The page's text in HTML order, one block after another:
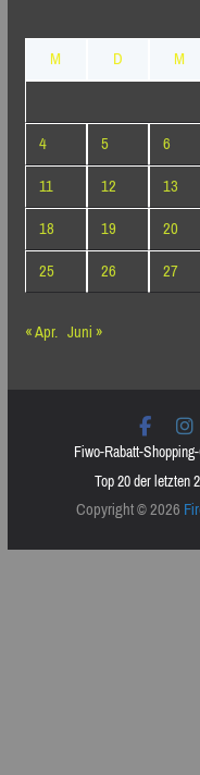
M
D M
4
5 6
11
12 13
18
19 20
25
26 27
« Apr. Juni »
Fiwo-Rabatt-
Top 20 der letzten
Copyright © 2026